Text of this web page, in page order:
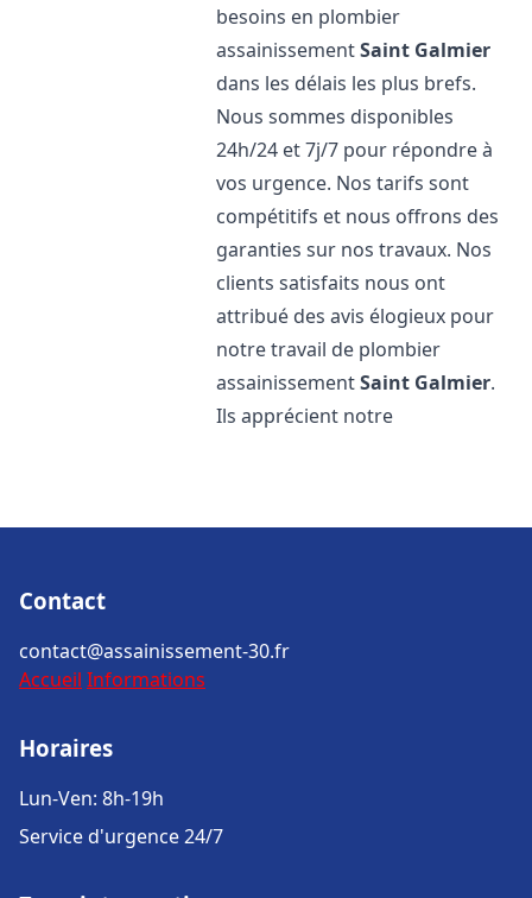
besoins en plombier
assainissementSaint Galmier
dans les délais les plus brefs.
Nous sommes disponibles
24h/24 et 7j/7 pour répondre à
vos urgence. Nos tarifs sont
compétitifs et nous offrons des
garanties sur nos travaux. Nos
clients satisfaits nous ont
attribué des avis élogieux pour
notre travail de plombier
assainissementSaint Galmier.
Ils apprécient notre
Contact
contact@assainissement-30.fr
Accueil Informations
Horaires
Lun-Ven: 8h-19h
Service d'urgence 24/7